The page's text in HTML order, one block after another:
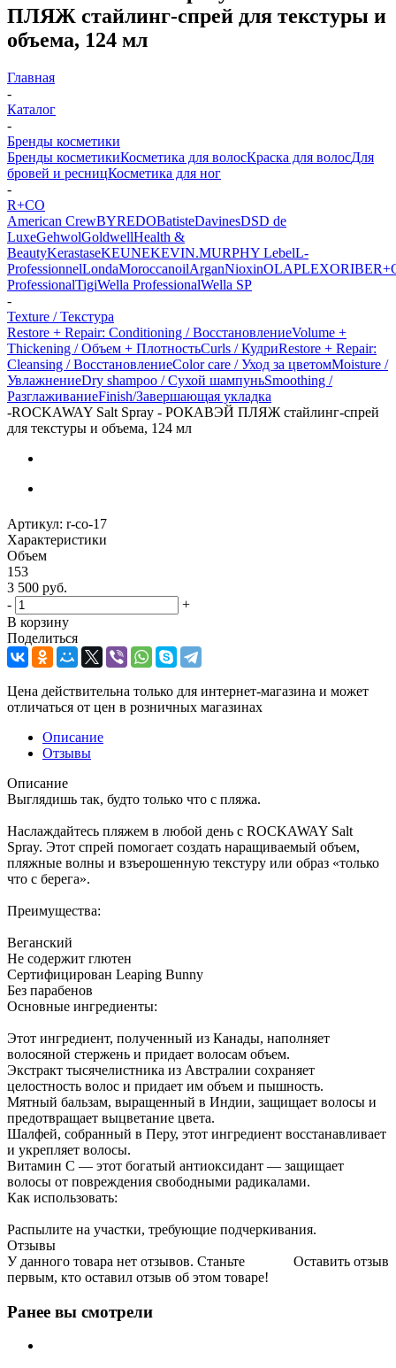
ПЛЯЖ стайлинг-спрей для текстуры и
объема, 124 мл
Главная
-
Каталог
-
Бренды косметики
Бренды косметикиКосметика для волосКраска для волосДля
бровей и ресницКосметика для ног
-
R+CO
American CrewBYREDOBatisteDavinesDSD de
LuxeGehwolGoldwellHealth &
BeautyKerastaseKEUNEKEVIN.MURPHY LebelL-
ProfessionnelLondaMoroccanoilArganNiохinOLAPLEXORIBE
ProfessionalTigiWella ProfessionalWella SP
-
Texture / Текстура
Restore + Repair: Conditioning / ВосстановлениеVolume +
Thickening / Объем + ПлотностьCurls / КудриRestore + Repair:
Cleansing / ВосстановлениеColor care / Уход за цветомMoisture /
УвлажнениеDry shampoo / Сухой шампуньSmoothing /
РазглаживаниеFinish/Завершающая укладка
-ROCKAWAY Salt Spray - РОКАВЭЙ ПЛЯЖ стайлинг-спрей
для текстуры и объема, 124 мл
Артикул: r-co-17
Характеристики
Объем
153
3 500 руб.
-
+
В корзину
Поделиться
Цена действительна только для интернет-магазина и может
отличаться от цен в розничных магазинах
Описание
Отзывы
Описание
Выглядишь так, будто только что с пляжа.
Наслаждайтесь пляжем в любой день с ROCKAWAY Salt
Spray. Этот спрей помогает создать наращиваемый объем,
пляжные волны и взъерошенную текстуру или образ «только
что с берега».
Преимущества:
Веганский
Не содержит глютен
Сертифицирован Leaping Bunny
Без парабенов
Основные ингредиенты:
Этот ингредиент, полученный из Канады, наполняет
волосяной стержень и придает волосам объем.
Экстракт тысячелистника из Австралии сохраняет
целостность волос и придает им объем и пышность.
Мятный бальзам, выращенный в Индии, защищает волосы и
предотвращает выцветание цвета.
Шалфей, собранный в Перу, этот ингредиент восстанавливает
и укрепляет волосы.
Витамин С — этот богатый антиоксидант — защищает
волосы от повреждения свободными радикалами.
Как использовать:
Распылите на участки, требующие подчеркивания.
Отзывы
Оставить отзыв
У данного товара нет отзывов. Станьте
первым, кто оставил отзыв об этом товаре!
Ранее вы смотрели